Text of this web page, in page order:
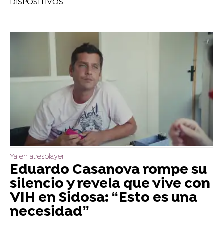
DISPOSITIVOS
Ya en atresplayer
Eduardo Casanova rompe su
silencio y revela que vive con
VIH en Sidosa: “Esto es una
necesidad”